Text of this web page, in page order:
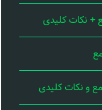
+ نکات کلیدی
و نکات کلیدی